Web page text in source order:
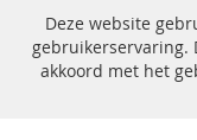
Deze website
gebruikerservaring.
akkoord met het